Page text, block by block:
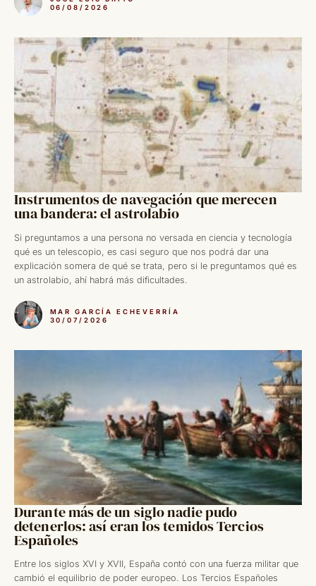
06/08/2026
Instrumentos de navegación que merecen
una bandera: el astrolabio
Si preguntamos a una persona no versada en ciencia y tecnología
qué es un telescopio, es casi seguro que nos podrá dar una
explicación somera de qué se trata, pero si le preguntamos qué es
un astrolabio, ahí habrá más dificultades.
MAR GARCÍA ECHEVERRÍA
30/07/2026
Durante más de un siglo nadie pudo
detenerlos: así eran los temidos Tercios
Españoles
Entre los siglos XVI y XVII, España contó con una fuerza militar que
cambió el equilibrio de poder europeo. Los Tercios Españoles